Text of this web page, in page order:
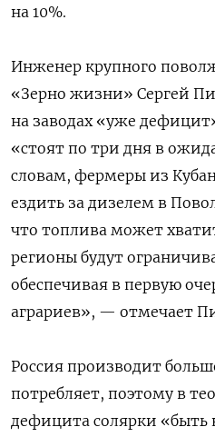
на 10%.
Инженер крупного
«Зерно жизни» Сергей
на заводах «уже
«стоят по три дня в
словам, фермеры из
ездить за дизелем в
что топлива может
регионы будут
обеспечивая в первую
аграриев», — отмечает
Россия производит
потребляет, поэтому в
дефицита солярки «быть